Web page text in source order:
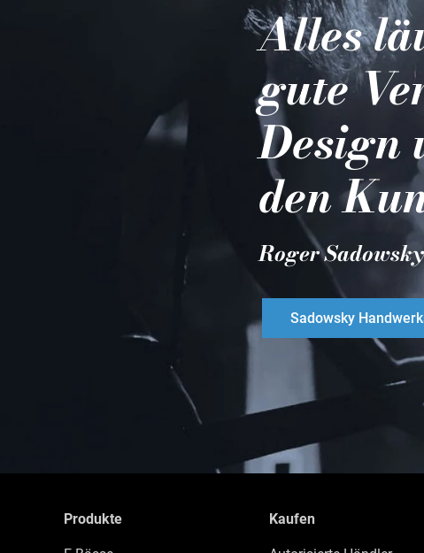
Alles
gute
Design
den
Roger Sadowsky
Sadowsky
Produkte Kaufen